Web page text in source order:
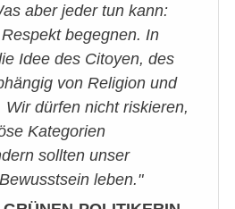
aber jeder tun kann:
begegnen. In
Idee des Citoyen, des
von Religion und
dürfen nicht riskieren,
Kategorien
sollten unser
leben."